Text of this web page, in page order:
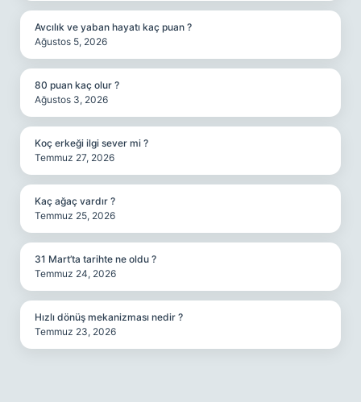
Avcılık ve yaban hayatı kaç puan ?
Ağustos 5, 2026
80 puan kaç olur ?
Ağustos 3, 2026
Koç erkeği ilgi sever mi ?
Temmuz 27, 2026
Kaç ağaç vardır ?
Temmuz 25, 2026
31 Mart’ta tarihte ne oldu ?
Temmuz 24, 2026
Hızlı dönüş mekanizması nedir ?
Temmuz 23, 2026